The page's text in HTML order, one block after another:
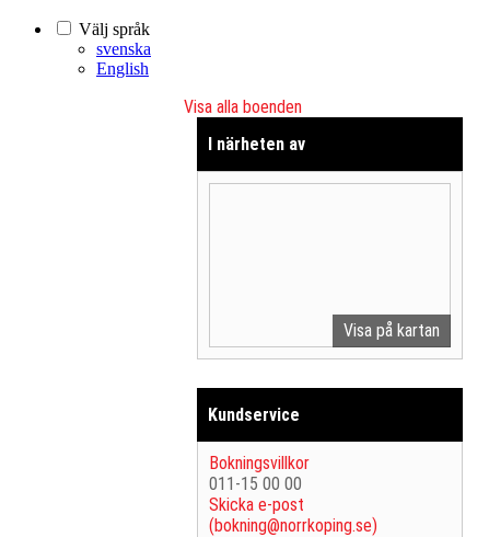
Välj språk
svenska
English
Visa alla boenden
I närheten av
Visa på kartan
Kundservice
Bokningsvillkor
011-15 00 00
Skicka e-post
(bokning@norrkoping.se)